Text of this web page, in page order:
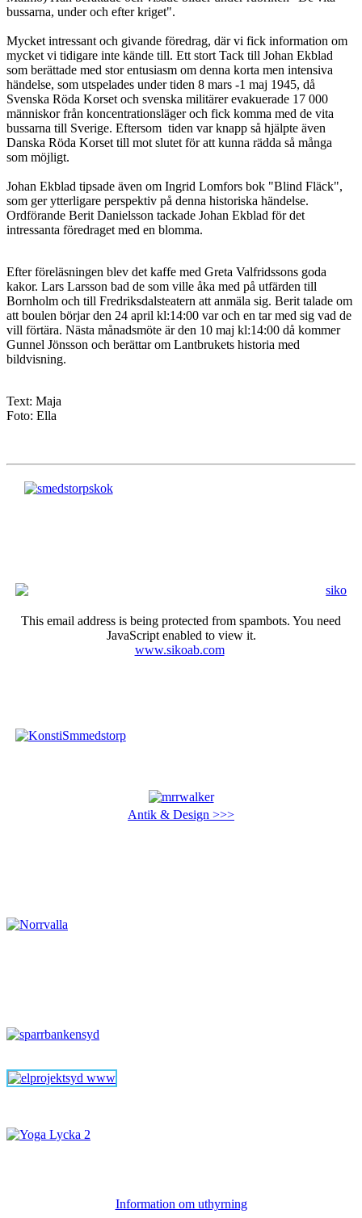
bussarna, under och efter kriget".
Mycket intressant och givande föredrag, där vi fick information om
mycket vi tidigare inte kände till. Ett stort Tack till Johan Ekblad
som berättade med stor entusiasm om denna korta men intensiva
händelse, som utspelades under tiden 8 mars -1 maj 1945, då
Svenska Röda Korset och svenska militärer evakuerade 17 000
människor från koncentrationsläger och fick komma med de vita
bussarna till Sverige. Eftersom tiden var knapp så hjälpte även
Danska Röda Korset till mot slutet för att kunna rädda så många
som möjligt.
Johan Ekblad tipsade även om Ingrid Lomfors bok "Blind Fläck",
som ger ytterligare perspektiv på denna historiska händelse.
Ordförande Berit Danielsson tackade Johan Ekblad för det
intressanta föredraget med en blomma.
Efter föreläsningen blev det kaffe med Greta Valfridssons goda
kakor. Lars Larsson bad de som ville åka med på utfärden till
Bornholm och till Fredriksdalsteatern att anmäla sig. Berit talade om
att boulen börjar den 24 april kl:14:00 var och en tar med sig vad de
vill förtära. Nästa månadsmöte är den 10 maj kl:14:00 då kommer
Gunnel Jönsson och berättar om Lantbrukets historia med
bildvisning.
Text: Maja
Foto: Ella
This email address is being protected from spambots. You need
JavaScript enabled to view it.
www.sikoab.com
Antik & Design >>>
Information om uthyrning